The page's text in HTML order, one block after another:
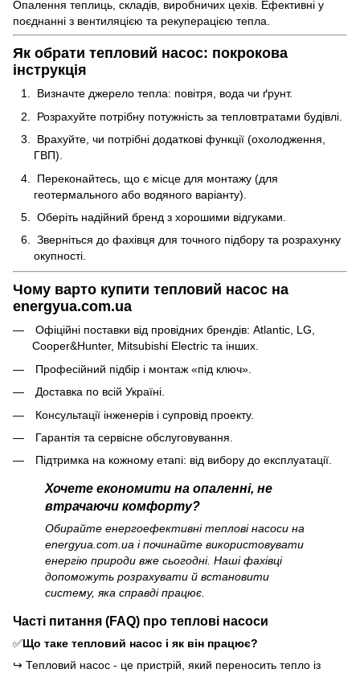
Опалення теплиць, складів, виробничих цехів. Ефективні у
поєднанні з вентиляцією та рекуперацією тепла.
Як обрати тепловий насос: покрокова
інструкція
Визначте джерело тепла: повітря, вода чи ґрунт.
Розрахуйте потрібну потужність за тепловтратами будівлі.
Врахуйте, чи потрібні додаткові функції (охолодження,
ГВП).
Переконайтесь, що є місце для монтажу (для
геотермального або водяного варіанту).
Оберіть надійний бренд з хорошими відгуками.
Зверніться до фахівця для точного підбору та розрахунку
окупності.
Чому варто купити тепловий насос на
energyua.com.ua
Офіційні поставки від провідних брендів: Atlantic, LG,
Cooper&Hunter, Mitsubishi Electric та інших.
Професійний підбір і монтаж «під ключ».
Доставка по всій Україні.
Консультації інженерів і супровід проекту.
Гарантія та сервісне обслуговування.
Підтримка на кожному етапі: від вибору до експлуатації.
Хочете економити на опаленні, не
втрачаючи комфорту?
Обирайте енергоефективні теплові насоси на
energyua.com.ua і починайте використовувати
енергію природи вже сьогодні. Наші фахівці
допоможуть розрахувати й встановити
систему, яка справді працює.
Часті питання (FAQ) про теплові насоси
✅Що таке тепловий насос і як він працює?
↪ Тепловий насос - це пристрій, який переносить тепло із